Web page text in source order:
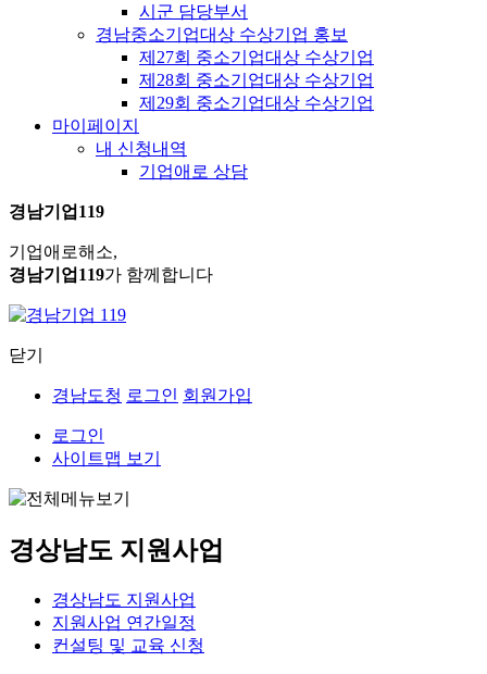
시군 담당부서
경남중소기업대상 수상기업 홍보
제27회 중소기업대상 수상기업
제28회 중소기업대상 수상기업
제29회 중소기업대상 수상기업
마이페이지
내 신청내역
기업애로 상담
경남기업119
기업애로해소,
경남기업119가 함께합니다
닫기
경남도청 로그인 회원가입
로그인
사이트맵 보기
경상남도 지원사업
경상남도 지원사업
지원사업 연간일정
컨설팅 및 교육 신청